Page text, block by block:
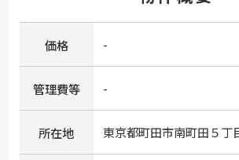
価格 -
管理費等 -
所在地 東京都町田市南町田５丁